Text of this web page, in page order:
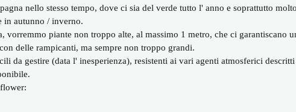
nello stesso tempo, dove ci sia del verde tutto l' anno e soprattutto
in autunno / inverno.
vorremmo piante non troppo alte, al massimo 1 metro, che ci garantiscano
delle rampicanti, ma sempre non troppo grandi.
da gestire (data l' inesperienza), resistenti ai vari agenti atmosferici